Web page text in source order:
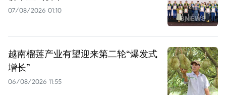
07/08/2026 01:10
越南榴莲产业有望迎来第二轮“爆发式
增长”
06/08/2026 11:55